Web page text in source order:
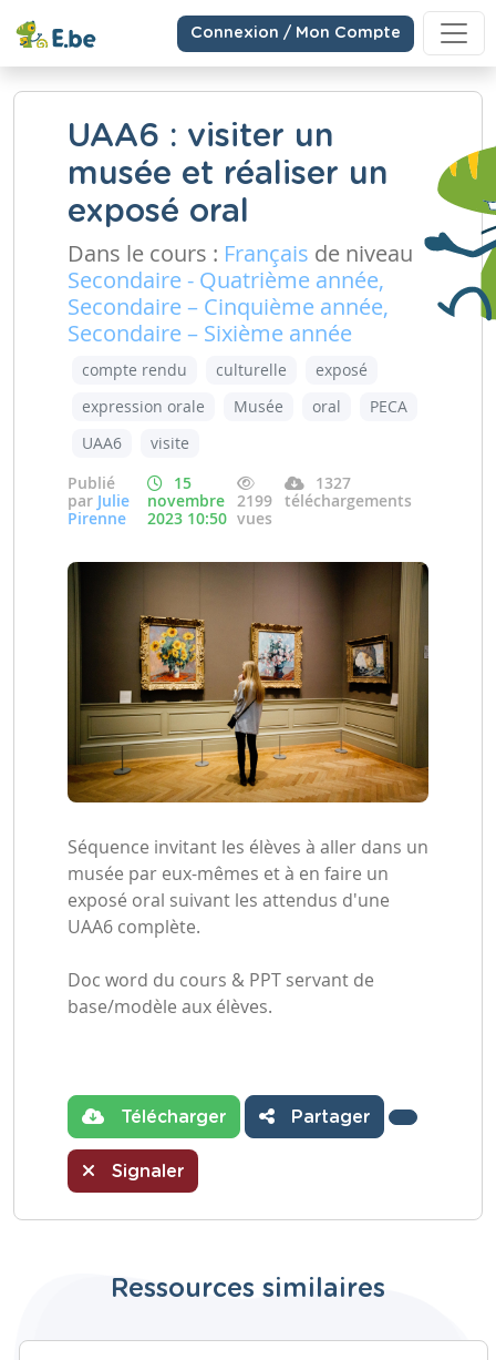
Connexion / Mon Compte
UAA6 : visiter un
musée et réaliser un
exposé oral
Dans le cours : Français de niveau
Secondaire - Quatrième année,
Secondaire – Cinquième année,
Secondaire – Sixième année
compte rendu culturelle
exposé
expression orale
Musée oral
PECA
UAA6
visite
Publié
par Julie
Pirenne
15
novembre
2023 10:50
2199
vues
1327
téléchargements
Séquence invitant les élèves à aller dans un
musée par eux-mêmes et à en faire un
exposé oral suivant les attendus d'une
UAA6 complète.
Doc word du cours & PPT servant de
base/modèle aux élèves.
Télécharger Partager
Signaler
Ressources similaires